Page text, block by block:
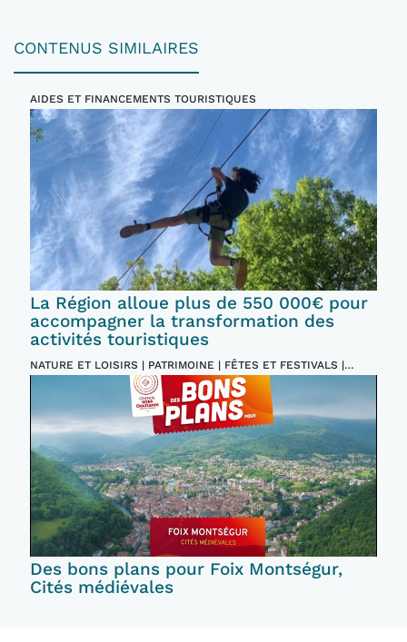
CONTENUS SIMILAIRES
AIDES ET FINANCEMENTS TOURISTIQUES
La Région alloue plus de 550 000€ pour
accompagner la transformation des
activités touristiques
NATURE ET LOISIRS | PATRIMOINE | FÊTES ET FESTIVALS |
INCONTOURNABLES
Des bons plans pour Foix Montségur,
Cités médiévales